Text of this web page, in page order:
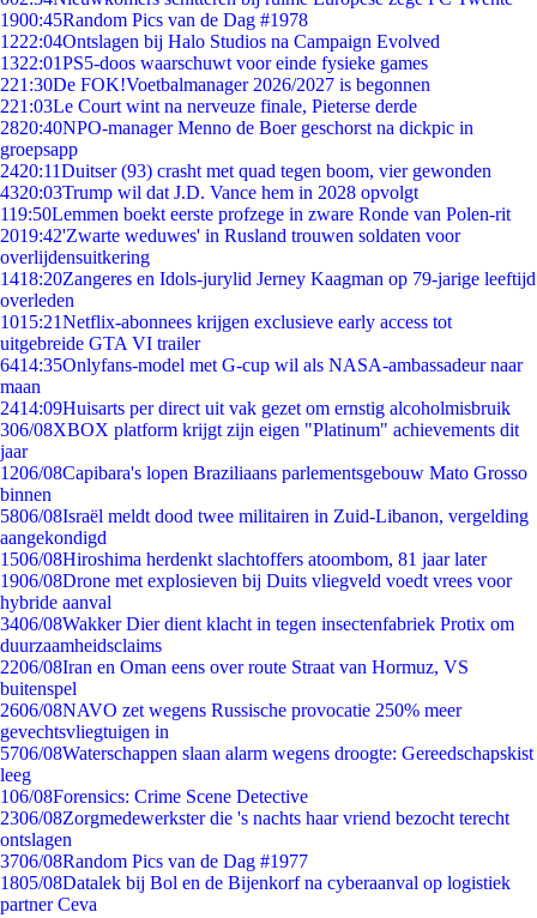
1900:45Random Pics van de Dag #1978
1222:04Ontslagen bij Halo Studios na Campaign Evolved
1322:01PS5-doos waarschuwt voor einde fysieke games
221:30De FOK!Voetbalmanager 2026/2027 is begonnen
221:03Le Court wint na nerveuze finale, Pieterse derde
2820:40NPO-manager Menno de Boer geschorst na dickpic in
groepsapp
2420:11Duitser (93) crasht met quad tegen boom, vier gewonden
4320:03Trump wil dat J.D. Vance hem in 2028 opvolgt
119:50Lemmen boekt eerste profzege in zware Ronde van Polen-rit
2019:42'Zwarte weduwes' in Rusland trouwen soldaten voor
overlijdensuitkering
1418:20Zangeres en Idols-jurylid Jerney Kaagman op 79-jarige leeftijd
overleden
1015:21Netflix-abonnees krijgen exclusieve early access tot
uitgebreide GTA VI trailer
6414:35Onlyfans-model met G-cup wil als NASA-ambassadeur naar
maan
2414:09Huisarts per direct uit vak gezet om ernstig alcoholmisbruik
306/08XBOX platform krijgt zijn eigen "Platinum" achievements dit
jaar
1206/08Capibara's lopen Braziliaans parlementsgebouw Mato Grosso
binnen
5806/08Israël meldt dood twee militairen in Zuid-Libanon, vergelding
aangekondigd
1506/08Hiroshima herdenkt slachtoffers atoombom, 81 jaar later
1906/08Drone met explosieven bij Duits vliegveld voedt vrees voor
hybride aanval
3406/08Wakker Dier dient klacht in tegen insectenfabriek Protix om
duurzaamheidsclaims
2206/08Iran en Oman eens over route Straat van Hormuz, VS
buitenspel
2606/08NAVO zet wegens Russische provocatie 250% meer
gevechtsvliegtuigen in
5706/08Waterschappen slaan alarm wegens droogte: Gereedschapskist
leeg
106/08Forensics: Crime Scene Detective
2306/08Zorgmedewerkster die 's nachts haar vriend bezocht terecht
ontslagen
3706/08Random Pics van de Dag #1977
1805/08Datalek bij Bol en de Bijenkorf na cyberaanval op logistiek
partner Ceva